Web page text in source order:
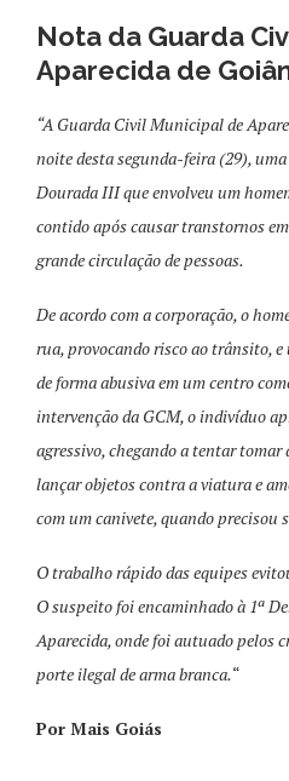
Nota da Guarda
Aparecida de
“A Guarda Civil Municipal de
noite desta segunda-feira (29),
Dourada III que envolveu um
contido após causar transtornos
grande circulação de pessoas.
De acordo com a corporação, o
rua, provocando risco ao trânsito,
de forma abusiva em um centro
intervenção da GCM, o indivíduo
agressivo, chegando a tentar tomar
lançar objetos contra a viatura e
com um canivete, quando precisou
O trabalho rápido das equipes
O suspeito foi encaminhado à 1ª
Aparecida, onde foi autuado pelos
porte ilegal de arma branca.“
Por Mais Goiás